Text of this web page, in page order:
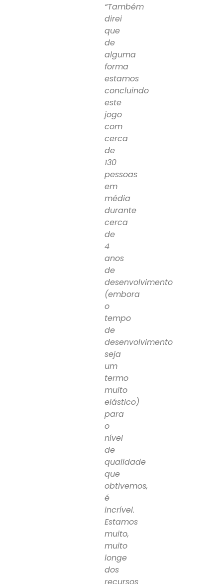
“Também
direi
que
de
alguma
forma
estamos
concluindo
este
jogo
com
cerca
de
130
pessoas
em
média
durante
cerca
de
4
anos
de
desenvolvimento
(embora
o
tempo
de
desenvolvimento
seja
um
termo
muito
elástico)
para
o
nível
de
qualidade
que
obtivemos,
é
incrível.
Estamos
muito,
muito
longe
dos
recursos